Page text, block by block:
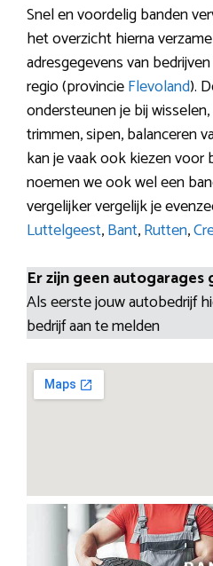
Snel en voordelig banden
het overzicht hierna
adresgegevens van
regio (provincieFlevoland).
ondersteunen je bij
trimmen, sipen, balanceren
kan je vaak ook kiezen voor
noemen we ook wel een
vergelijker vergelijk je
Luttelgeest,Bant,Rutten,
Er zijn geen autogarages
Als eerste jouw autobedrijf
bedrijf aan te melden